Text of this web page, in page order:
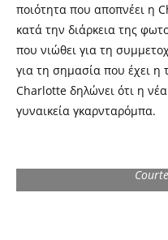
ποιότητα που αποπνέει η
κατά την διάρκεια της
που νιώθει για τη
για τη σημασία που έχει η
Charlotte δηλώνει ότι η
γυναικεία γκαρνταρόμπα.